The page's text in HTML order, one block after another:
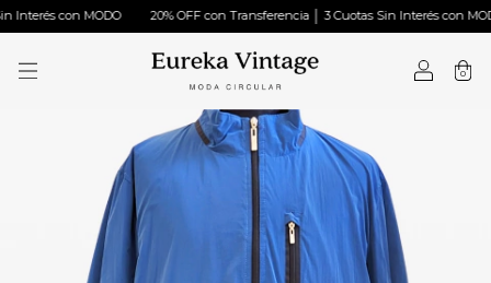
con MODO 20% OFF con Transferencia │ 3 Cuotas Sin Interés con MODO
0